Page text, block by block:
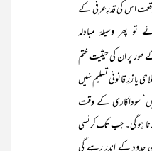
اس کی قدرِعرفی کے
تو پھر وسیلۂ مبادلہ
پر ان کی حیثیت ختم
یا زرِ قانونی تسلیم نہیں
سوداکاری کے وقت
ہو گی۔ جب تک کرنسی